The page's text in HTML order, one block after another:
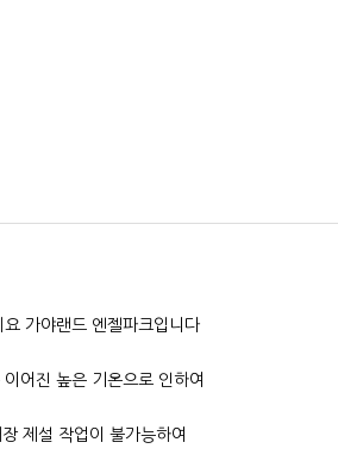
요 가야랜드 엔젤파크입니다
어진 높은 기온으로 인하여
제설 작업이 불가능하여